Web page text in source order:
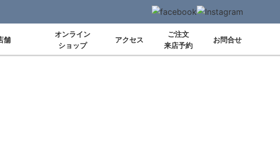
舗
オンライン
ショップ
アクセス
ご注文
来店予約
お問合せ